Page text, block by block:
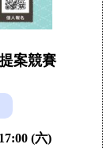
案競賽
(六)